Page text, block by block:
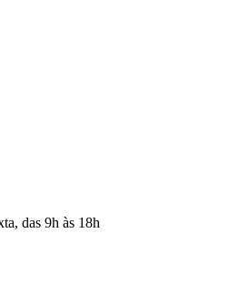
das 9h às 18h